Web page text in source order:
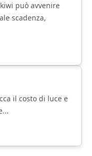
può avvenire
scadenza,
il costo di luce e